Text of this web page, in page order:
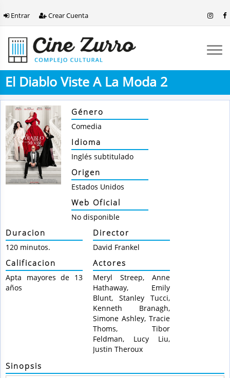
Entrar Crear Cuenta
El Diablo Viste A La Moda 2
Género
Comedia
Idioma
Inglés subtitulado
Origen
Estados Unidos
Web Oficial
No disponible
Duracion
120 minutos.
Director
David Frankel
Calificacion
Apta mayores de 13
años
Actores
Meryl Streep, Anne
Hathaway, Emily
Blunt, Stanley Tucci,
Kenneth Branagh,
Simone Ashley, Tracie
Thoms, Tibor
Feldman, Lucy Liu,
Justin Theroux
Sinopsis